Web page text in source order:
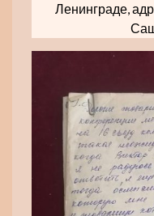
Ленинграде,